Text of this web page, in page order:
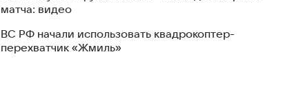
матча: видео
ВС РФ начали использовать квадрокоптер-
перехватчик «Жмиль»